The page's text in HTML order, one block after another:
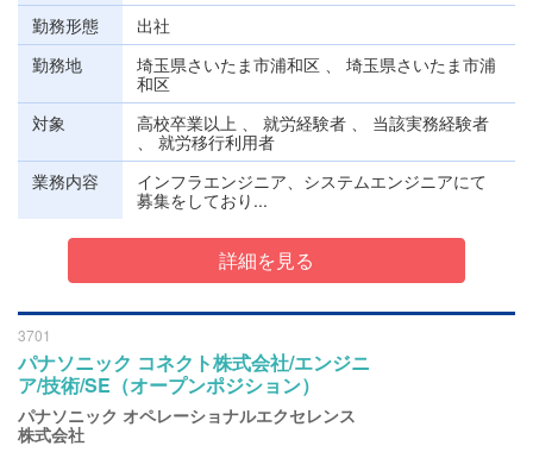
勤務形態
出社
勤務地
埼玉県さいたま市浦和区 、 埼玉県さいたま市浦
和区
対象
高校卒業以上 、 就労経験者 、 当該実務経験者
、 就労移行利用者
業務内容
インフラエンジニア、システムエンジニアにて
募集をしており...
詳細を見る
3701
パナソニック コネクト株式会社/エンジニ
ア/技術/SE（オープンポジション）
パナソニック オペレーショナルエクセレンス
株式会社